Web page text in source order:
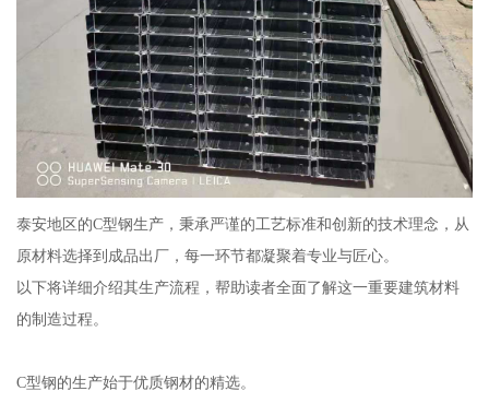
泰安地区的C型钢生产，秉承严谨的工艺标准和创新的技术理念，从
原材料选择到成品出厂，每一环节都凝聚着专业与匠心。
以下将详细介绍其生产流程，帮助读者全面了解这一重要建筑材料
的制造过程。
C型钢的生产始于优质钢材的精选。